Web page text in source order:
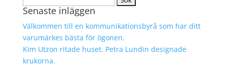
efter:
Senaste inläggen
Välkommen till en kommunikationsbyrå som har ditt
varumärkes bästa för ögonen.
Kim Utzon ritade huset. Petra Lundin designade
krukorna.